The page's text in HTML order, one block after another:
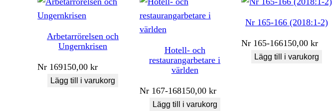
Arbetarrörelsen och
Ungernkrisen
Nr 169150,00kr
Lägg till i varukorg
Hotell- och
restaurangarbetare i
världen
Nr 167-168150,00 kr
Lägg till i varukorg
Nr 165-166 (2018:1-2)
Nr 165-166150,00kr
Lägg till i varukorg